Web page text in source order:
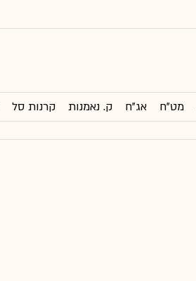
מט"ח אג"ח ק. נאמנות קרנות סל